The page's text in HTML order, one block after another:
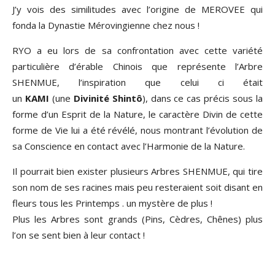
J’y vois des similitudes avec l’origine de MEROVEE qui
fonda la Dynastie Mérovingienne chez nous !
RYO a eu lors de sa confrontation avec cette variété
particulière d’érable Chinois que représente l’Arbre
SHENMUE, l’inspiration que celui ci était
un KAMI (une Divinité Shintô), dans ce cas précis sous la
forme d’un Esprit de la Nature, le caractère Divin de cette
forme de Vie lui a été révélé, nous montrant l’évolution de
sa Conscience en contact avec l’Harmonie de la Nature.
Il pourrait bien exister plusieurs Arbres SHENMUE, qui tire
son nom de ses racines mais peu resteraient soit disant en
fleurs tous les Printemps . un mystère de plus !
Plus les Arbres sont grands (Pins, Cèdres, Chênes) plus
l’on se sent bien à leur contact !